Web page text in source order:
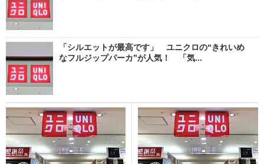
「シルエットが最高です」 ユニクロの“きれいめ
なフルジップパーカ”が人気！ 「気...